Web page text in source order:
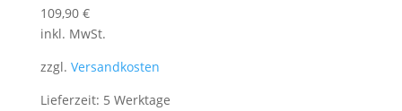
109,90 €
inkl. MwSt.
zzgl. Versandkosten
Lieferzeit: 5 Werktage